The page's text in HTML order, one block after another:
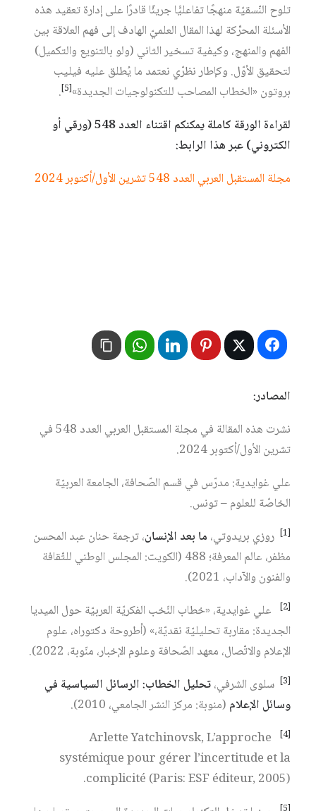
تلوح النّسقيّة منهجًا تفاعليًّا جريئًا قادرًا على إدارة تعقيد هذه
الأسئلة المحرِّكة لهذا المقال العلميّ الهادف إلى فهم العلاقة بين
الفهم والمنهج، وكيفية تسخير الثاني (ولو بالتنويع والتكميل)
لتحقيق الأوّل. وكإطار نظرّي نعتمد ما يُطلق عليه فيليب
بروتون «الخطاب المصاحب للتكنولوجيات الجديدة»[5]
.
لقراءة الورقة كاملة يمكنكم اقتناء العدد 548 (ورقي أو
الكتروني) عبر هذا الرابط:
مجلة المستقبل العربي العدد 548 تشرين الأول/أكتوبر 2024
المصادر:
نشرت هذه المقالة في مجلة المستقبل العربي العدد 548 في
تشرين الأول/أكتوبر 2024.
علي غوايدية: مدرّس في قسم الصّحافة، الجامعة العربيّة
الخاصّة للعلوم – تونس.
[1] روزي بريدوتي، ما بعد الإنسان، ترجمة حنان عبد المحسن
مظفر، عالم المعرفة؛ 488 (الكويت: المجلس الوطني للثّقافة
والفنون والآداب، 2021).
[2]
علي غوايدية، «خطاب النّخب الفكريّة العربيّة حول الميديا
الجديدة: مقاربة تحليليّة نقديّة،» (أطروحة دكتوراه، علوم
الإعلام والاتّصال، معهد الصّحافة وعلوم الإخبار، منّوبة، 2022).
[3] سلوى الشرفي،تحليل الخطاب: الرسائل السياسية في
وسائل الإعلام (منوبة: مركز النشر الجامعي، 2010).
[4]
Arlette Yatchinovsk, L’approche
systémique pour gérer l’incertitude et la
complicité (Paris: ESF éditeur, 2005).